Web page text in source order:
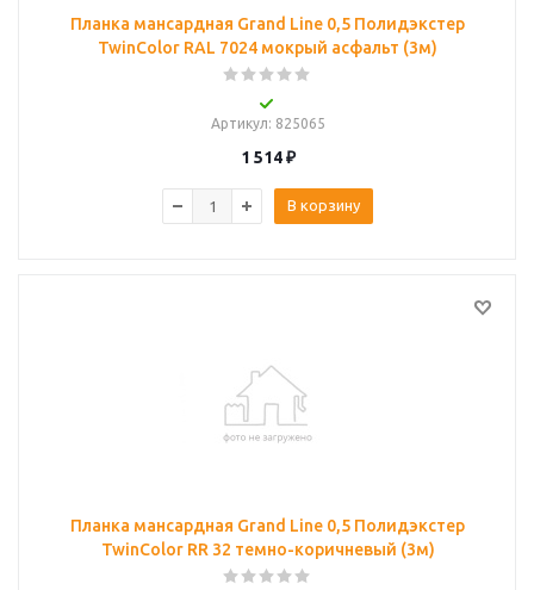
Планка мансардная Grand Line 0,5 Полидэкстер
TwinColor RAL 7024 мокрый асфальт (3м)
Артикул: 825065
1 514₽
В корзину
Планка мансардная Grand Line 0,5 Полидэкстер
TwinColor RR 32 темно-коричневый (3м)